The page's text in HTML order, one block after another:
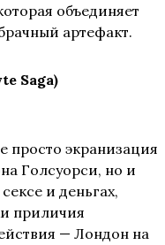
объединяет
артефакт.
Saga)
просто экранизация
Голсуорси, но и
и деньгах,
приличия
— Лондон на